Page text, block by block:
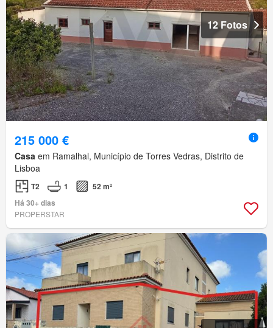
12 Fotos
215 000 €
Casa em Ramalhal, Município de Torres Vedras, Distrito de
Lisboa
T2 1
52 m²
Há 30+ dias
PROPERSTAR